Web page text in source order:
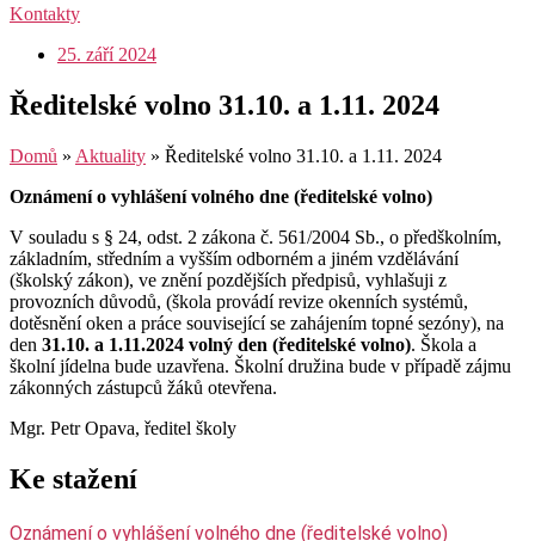
Kontakty
25. září 2024
Ředitelské volno 31.10. a 1.11. 2024
Domů » Aktuality » Ředitelské volno 31.10. a 1.11. 2024
Oznámení o vyhlášení volného dne (ředitelské volno)
V souladu s § 24, odst. 2 zákona č. 561/2004 Sb., o předškolním,
základním, středním a vyšším odborném a jiném vzdělávání
(školský zákon), ve znění pozdějších předpisů, vyhlašuji z
provozních důvodů, (škola provádí revize okenních systémů,
dotěsnění oken a práce související se zahájením topné sezóny), na
den 31.10. a 1.11.2024 volný den (ředitelské volno). Škola a
školní jídelna bude uzavřena. Školní družina bude v případě zájmu
zákonných zástupců žáků otevřena.
Mgr. Petr Opava, ředitel školy
Ke stažení
Oznámení o vyhlášení volného dne (ředitelské volno)